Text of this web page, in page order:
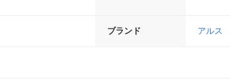
ブランド アルス